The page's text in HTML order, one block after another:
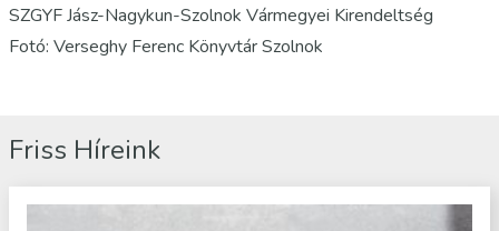
SZGYF Jász-Nagykun-Szolnok Vármegyei Kirendeltség
Fotó: Verseghy Ferenc Könyvtár Szolnok
Friss Híreink